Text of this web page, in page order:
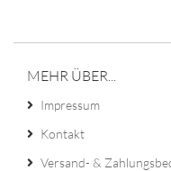
MEHR ÜBER...
Impressum
Kontakt
Versand- &